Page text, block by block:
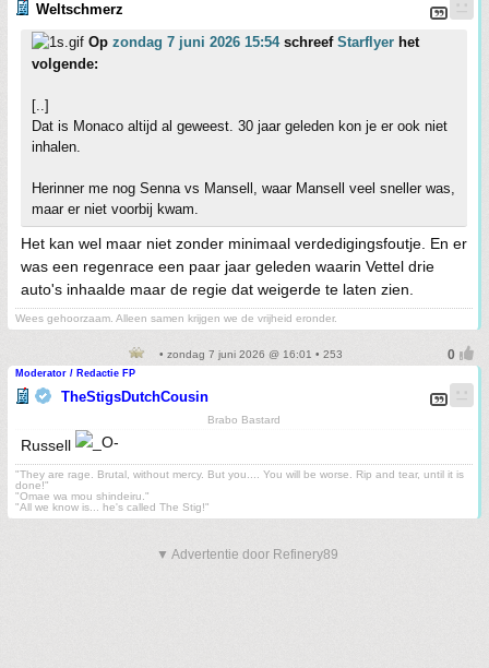
Weltschmerz
Op zondag 7 juni 2026 15:54schreef Starflyer het
volgende:
[..]
Dat is Monaco altijd al geweest. 30 jaar geleden kon je er ook niet
inhalen.
Herinner me nog Senna vs Mansell, waar Mansell veel sneller was,
maar er niet voorbij kwam.
Het kan wel maar niet zonder minimaal verdedigingsfoutje. En er
was een regenrace een paar jaar geleden waarin Vettel drie
auto's inhaalde maar de regie dat weigerde te laten zien.
Wees gehoorzaam. Alleen samen krijgen we de vrijheid eronder.
• zondag 7 juni 2026 @ 16:01 • 253
Moderator / Redactie FP
TheStigsDutchCousin
Brabo Bastard
Russell
"They are rage. Brutal, without mercy. But you.... You will be worse. Rip and tear, until it is
done!"
"Omae wa mou shindeiru."
"All we know is... he's called The Stig!"
▼ Advertentie door Refinery89